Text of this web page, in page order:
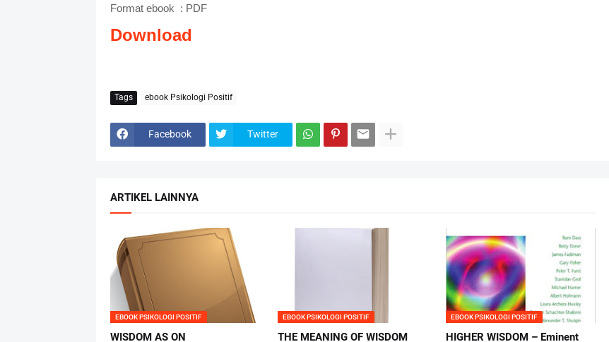
Format ebook : PDF
Download
Tags ebook Psikologi Positif
Facebook Twitter
ARTIKEL LAINNYA
EBOOK PSIKOLOGI POSITIF
WISDOM AS ON
EBOOK PSIKOLOGI POSITIF
THE MEANING OF WISDOM
EBOOK PSIKOLOGI POSITIF
HIGHER WISDOM – Eminent